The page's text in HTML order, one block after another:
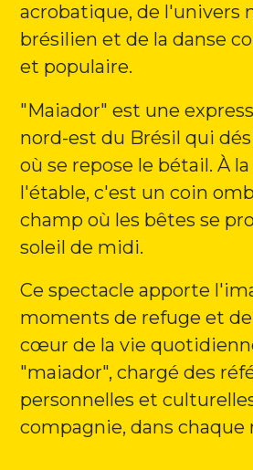
acrobatique, de l'univers
brésilien et de la danse
et populaire.
"Maiador" est une
nord-est du Brésil qui
où se repose le bétail. À
l'étable, c'est un coin
champ où les bêtes se
soleil de midi.
Ce spectacle apporte
moments de refuge et
cœur de la vie
"maiador", chargé des
personnelles et
compagnie, dans chaque